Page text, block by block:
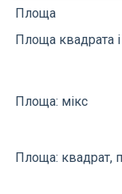
Площа
Площа квадрата
Площа: мікс
Площа: квадрат,